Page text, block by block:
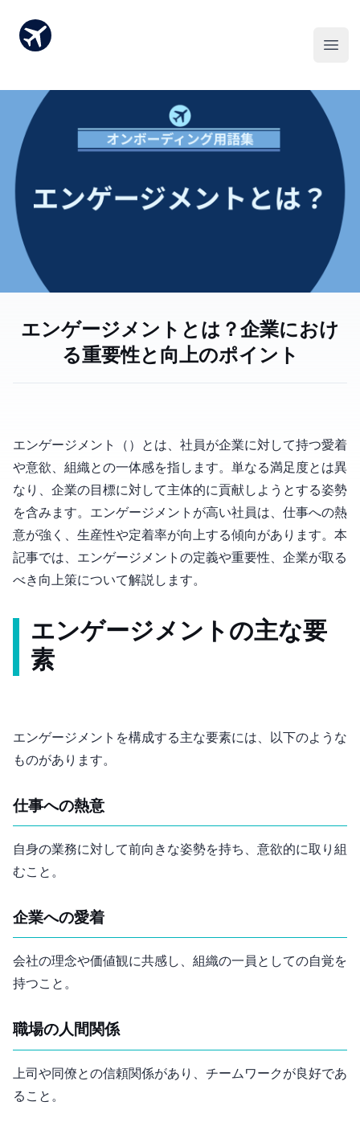
エンゲージメントとは？企業におけ
る重要性と向上のポイント
エンゲージメント（Engagement）とは、社員が企業に対して持つ愛着
や意欲、組織との一体感を指します。単なる満足度とは異
なり、企業の目標に対して主体的に貢献しようとする姿勢
を含みます。エンゲージメントが高い社員は、仕事への熱
意が強く、生産性や定着率が向上する傾向があります。本
記事では、エンゲージメントの定義や重要性、企業が取る
べき向上策について解説します。
エンゲージメントの主な要
素
エンゲージメントを構成する主な要素には、以下のような
ものがあります。
仕事への熱意
自身の業務に対して前向きな姿勢を持ち、意欲的に取り組
むこと。
企業への愛着
会社の理念や価値観に共感し、組織の一員としての自覚を
持つこと。
職場の人間関係
上司や同僚との信頼関係があり、チームワークが良好であ
ること。